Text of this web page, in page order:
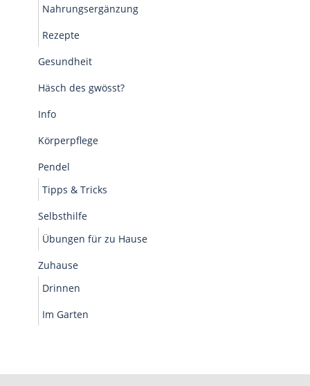
Nahrungsergänzung
Rezepte
Gesundheit
Häsch des gwösst?
Info
Körperpflege
Pendel
Tipps & Tricks
Selbsthilfe
Übungen für zu Hause
Zuhause
Drinnen
Im Garten